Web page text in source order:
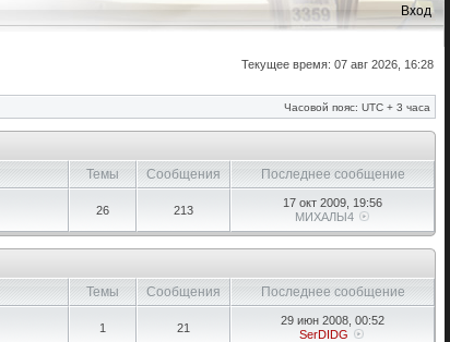
Вход
Текущее время: 07 авг 2026, 16:28
Часовой пояс: UTC + 3 часа
Темы Сообщения
Последнее сообщение
26 213
17 окт 2009, 19:56
МИХАЛЫ4
Темы Сообщения
Последнее сообщение
1 21
29 июн 2008, 00:52
SerDIDG